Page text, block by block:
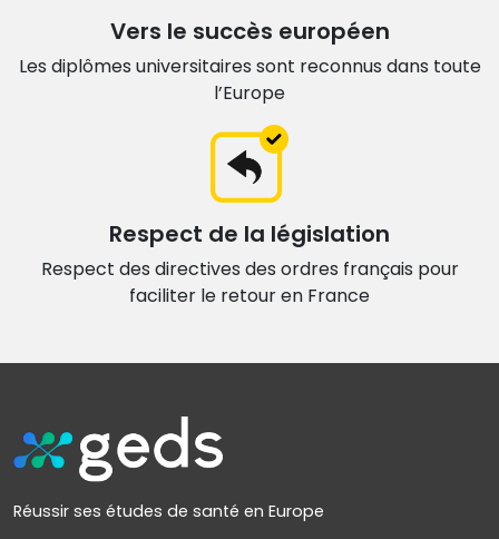
Vers le succès européen
Les diplômes universitaires sont reconnus dans toute
l’Europe
Respect de la législation
Respect des directives des ordres français pour
faciliter le retour en France
Réussir ses études de santé en Europe